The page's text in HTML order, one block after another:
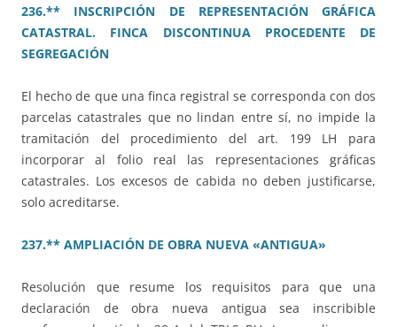
236.** INSCRIPCIÓN DE REPRESENTACIÓN GRÁFICA
CATASTRAL. FINCA DISCONTINUA PROCEDENTE DE
SEGREGACIÓN
El hecho de que una finca registral se corresponda con dos
parcelas catastrales que no lindan entre sí, no impide la
tramitación del procedimiento del art. 199 LH para
incorporar al folio real las representaciones gráficas
catastrales. Los excesos de cabida no deben justificarse,
solo acreditarse.
237.** AMPLIACIÓN DE OBRA NUEVA «ANTIGUA»
Resolución que resume los requisitos para que una
declaración de obra nueva antigua sea inscribible